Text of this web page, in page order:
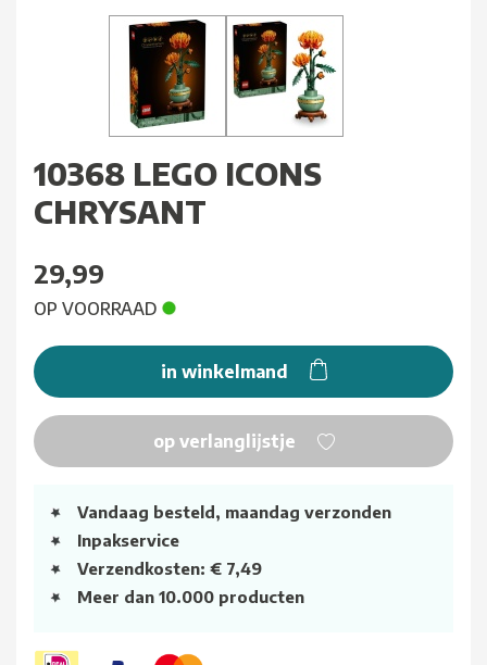
10368 LEGO ICONS
CHRYSANT
29,99
OP VOORRAAD
in winkelmand
op verlanglijstje
Vandaag besteld, maandag verzonden
Inpakservice
Verzendkosten: € 7,49
Meer dan 10.000 producten